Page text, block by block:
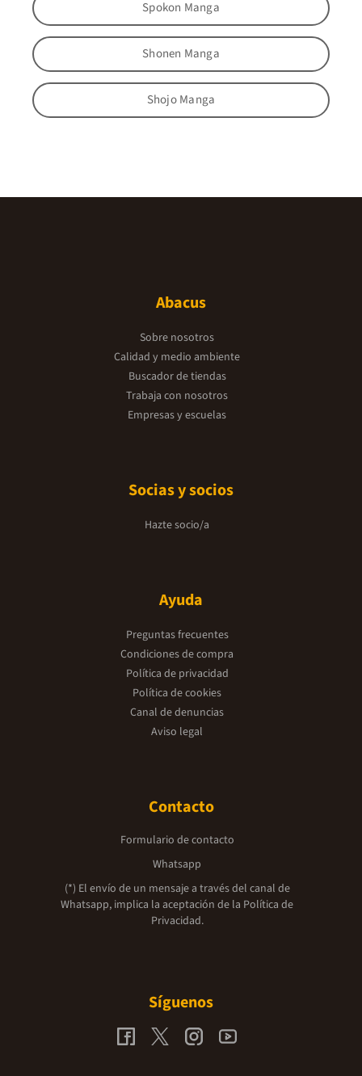
Spokon Manga
Shonen Manga
Shojo Manga
Abacus
Sobre nosotros
Calidad y medio ambiente
Buscador de tiendas
Trabaja con nosotros
Empresas y escuelas
Socias y socios
Hazte socio/a
Ayuda
Preguntas frecuentes
Condiciones de compra
Política de privacidad
Política de cookies
Canal de denuncias
Aviso legal
Contacto
Formulario de contacto
Whatsapp
(*) El envío de un mensaje a través del canal de
Whatsapp, implica la aceptación de la Política de
Privacidad.
Síguenos